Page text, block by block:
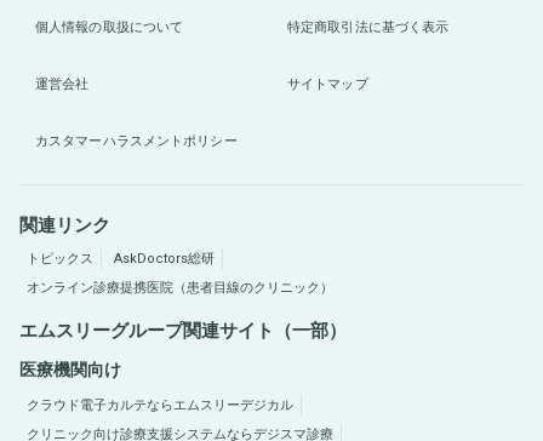
個人情報の取扱について 特定商取引法に基づく表示
運営会社 サイトマップ
カスタマーハラスメントポリシー
関連リンク
トピックス
AskDoctors総研
オンライン診療提携医院（患者目線のクリニック）
エムスリーグループ関連サイト（一部）
医療機関向け
クラウド電子カルテならエムスリーデジカル
クリニック向け診療支援システムならデジスマ診療